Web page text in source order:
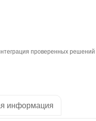
проверенных решений
информация